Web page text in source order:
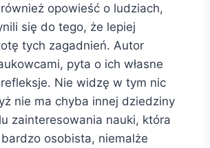
opowieść o ludziach,
się do tego, że lepiej
tych zagadnień. Autor
pyta o ich własne
Nie widzę w tym nic
nie ma chyba innej dziedziny
zainteresowania nauki, która
osobista, niemalże